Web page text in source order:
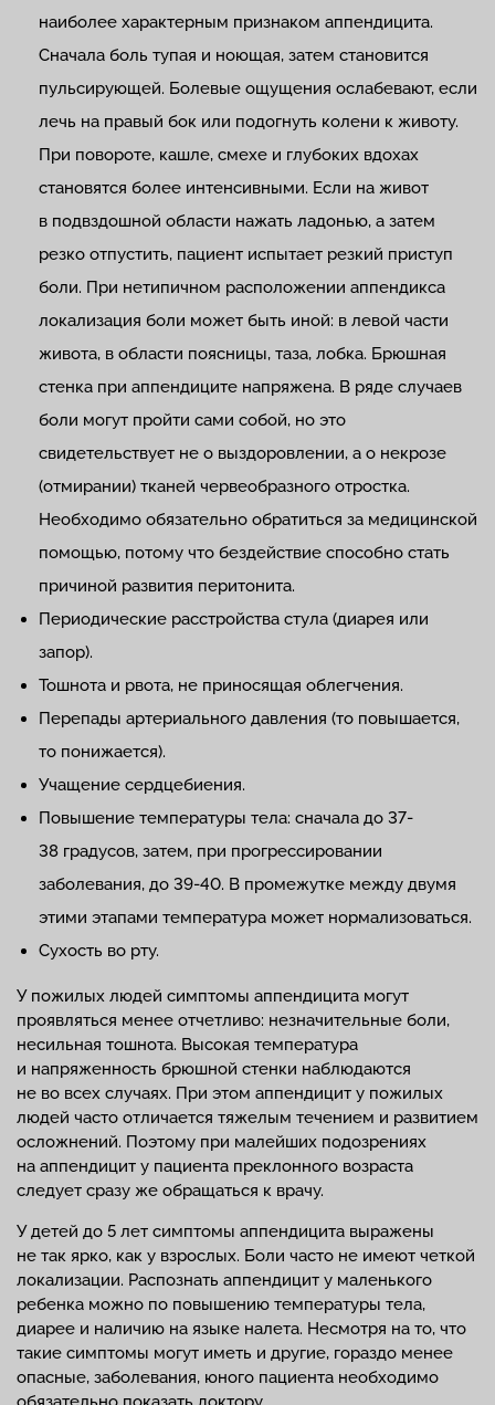
наиболее характерным признаком аппендицита.
Сначала боль тупая и ноющая, затем становится
пульсирующей. Болевые ощущения ослабевают, если
лечь на правый бок или подогнуть колени к животу.
При повороте, кашле, смехе и глубоких вдохах
становятся более интенсивными. Если на живот
в подвздошной области нажать ладонью, а затем
резко отпустить, пациент испытает резкий приступ
боли. При нетипичном расположении аппендикса
локализация боли может быть иной: в левой части
живота, в области поясницы, таза, лобка. Брюшная
стенка при аппендиците напряжена. В ряде случаев
боли могут пройти сами собой, но это
свидетельствует не о выздоровлении, а о некрозе
(отмирании) тканей червеобразного отростка.
Необходимо обязательно обратиться за медицинской
помощью, потому что бездействие способно стать
причиной развития перитонита.
Периодические расстройства стула (диарея или
запор).
Тошнота и рвота, не приносящая облегчения.
Перепады артериального давления (то повышается,
то понижается).
Учащение сердцебиения.
Повышение температуры тела: сначала до 37-
38 градусов, затем, при прогрессировании
заболевания, до 39-40. В промежутке между двумя
этими этапами температура может нормализоваться.
Сухость во рту.
У пожилых людей симптомы аппендицита могут
проявляться менее отчетливо: незначительные боли,
несильная тошнота. Высокая температура
и напряженность брюшной стенки наблюдаются
не во всех случаях. При этом аппендицит у пожилых
людей часто отличается тяжелым течением и развитием
осложнений. Поэтому при малейших подозрениях
на аппендицит у пациента преклонного возраста
следует сразу же обращаться к врачу.
У детей до 5 лет симптомы аппендицита выражены
не так ярко, как у взрослых. Боли часто не имеют четкой
локализации. Распознать аппендицит у маленького
ребенка можно по повышению температуры тела,
диарее и наличию на языке налета. Несмотря на то, что
такие симптомы могут иметь и другие, гораздо менее
опасные, заболевания, юного пациента необходимо